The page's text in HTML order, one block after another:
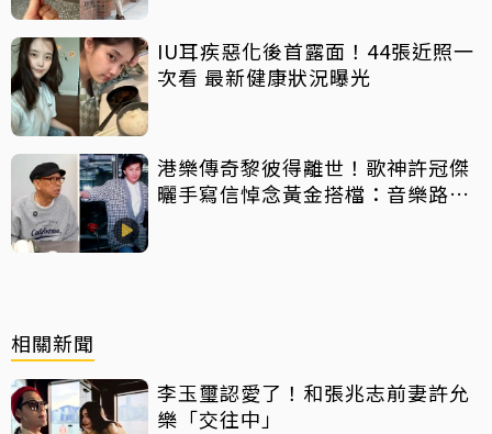
IU耳疾惡化後首露面！44張近照一
次看 最新健康狀況曝光
港樂傳奇黎彼得離世！歌神許冠傑
曬手寫信悼念黃金搭檔：音樂路上
相關新聞
李玉璽認愛了！和張兆志前妻許允
樂「交往中」